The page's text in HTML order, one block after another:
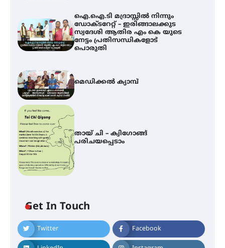
ഐ.ഐ.ടി മദ്രാസ്സിൽ നിന്നും
ഡോക്ടറേറ്റ് – ഇരിങ്ങാലക്കുട
സ്വദേശി ആതിര എം കെ യുടെ
നേട്ടം പ്രതിസന്ധികളോട്
പൊരുതി
മെഡിക്കൽ ക്യാമ്പ്
തായ് ചി – ക്വിഗോങ്ങ്
പരിചയപ്പെടാം
Get In Touch
Twitter Facebook
മെഡിക്കൽ ക്യാമ്പ്